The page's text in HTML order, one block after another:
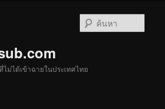
ม่ได้เข้าฉายในประเทศไทย